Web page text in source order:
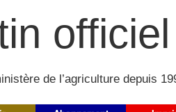
officiel
de l’agriculture depuis